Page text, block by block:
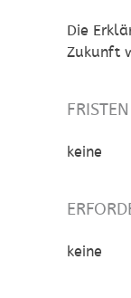
Die
Zukunft
FRISTEN
keine
keine